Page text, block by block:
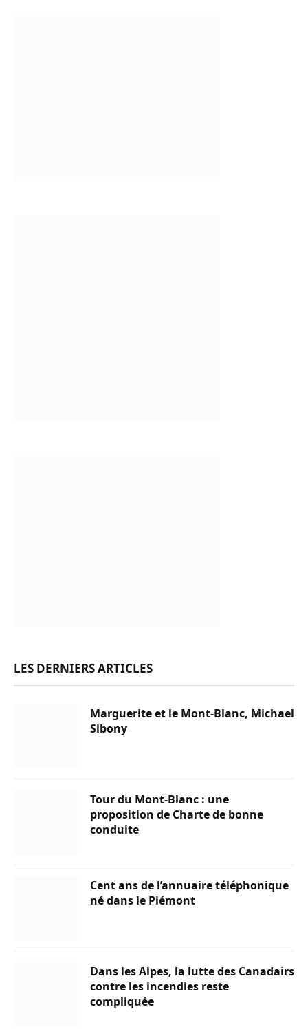
LES DERNIERS ARTICLES
Marguerite et le Mont-Blanc, Michael
Sibony
Tour du Mont-Blanc : une
proposition de Charte de bonne
conduite
Cent ans de l’annuaire téléphonique
né dans le Piémont
Dans les Alpes, la lutte des Canadairs
contre les incendies reste
compliquée